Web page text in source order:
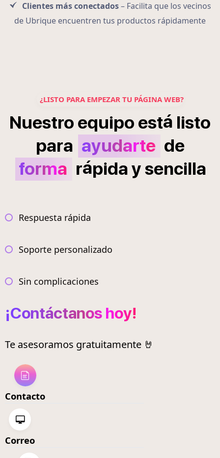
Clientes más conectados– Facilita que los vecinos
de Ubrique encuentren tus productos rápidamente
¿LISTO PARA EMPEZAR TU PÁGINA WEB?
Nuestro equipo está listo
para ayudarte de
forma rápidaysencilla
Respuesta rápida
Soporte personalizado
Sin complicaciones
¡Contáctanos hoy!
Te asesoramos gratuitamente 🤘
Contacto
Correo